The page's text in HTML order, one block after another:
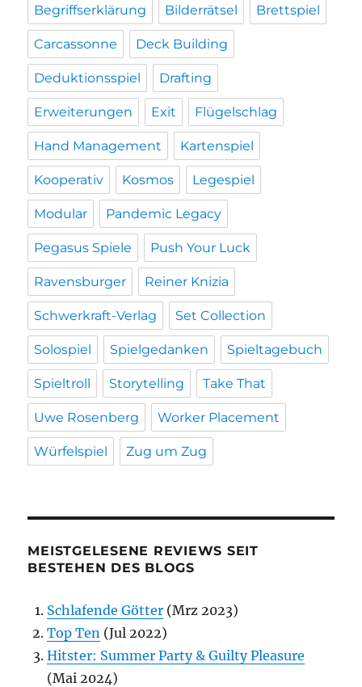
Begriffserklärung Bilderrätsel Brettspiel
Carcassonne Deck Building
Deduktionsspiel Drafting
Erweiterungen Exit Flügelschlag
Hand Management Kartenspiel
Kooperativ Kosmos Legespiel
Modular Pandemic Legacy
Pegasus Spiele Push Your Luck
Ravensburger Reiner Knizia
Schwerkraft-Verlag Set Collection
Solospiel Spielgedanken Spieltagebuch
Spieltroll Storytelling Take That
Uwe Rosenberg Worker Placement
Würfelspiel Zug um Zug
MEISTGELESENE REVIEWS SEIT
BESTEHEN DES BLOGS
Schlafende Götter (Mrz 2023)
Top Ten (Jul 2022)
Hitster: Summer Party & Guilty Pleasure
(Mai 2024)